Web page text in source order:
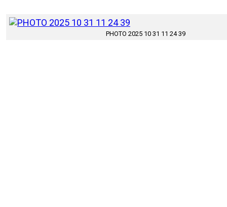
PHOTO 2025 10 31 11 24 39